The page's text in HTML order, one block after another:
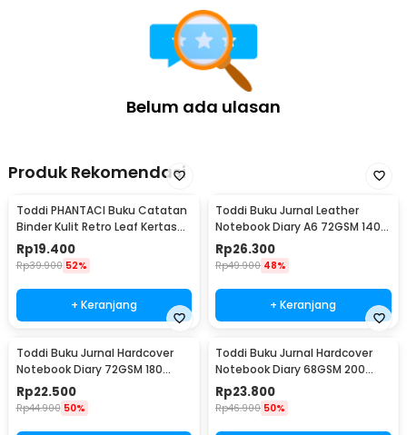
Belum ada ulasan
Produk Rekomendasi
Toddi PHANTACI Buku Catatan
Binder Kulit Retro Leaf Kertas
B7 - ZB-20
Rp19.400
Rp39.900 52%
+ Keranjang
Toddi Buku Jurnal Leather
Notebook Diary A6 72GSM 140
Halaman Blank - ZB-30
Rp26.300
Rp49.900 48%
+ Keranjang
Toddi Buku Jurnal Hardcover
Notebook Diary 72GSM 180
Halaman Lined - CW-24
Rp22.500
Rp44.900 50%
Toddi Buku Jurnal Hardcover
Notebook Diary 68GSM 200
Halaman Lined - CW-28
Rp23.800
Rp46.900 50%